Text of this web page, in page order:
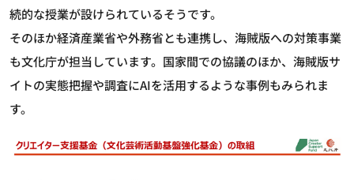
続的な授業が設けられているそうです。
そのほか経済産業省や外務省とも連携し、海賊版への対策事業
も文化庁が担当しています。国家間での協議のほか、海賊版サ
イトの実態把握や調査にAIを活用するような事例もみられま
す。